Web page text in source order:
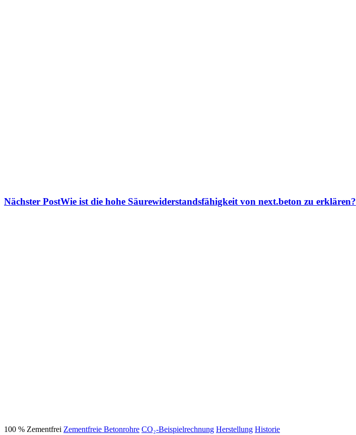
Nächster PostWie ist die hohe Säurewiderstandsfähigkeit von next.beton zu erklären?
100 % Zementfrei Zementfreie Betonrohre CO₂-Beispielrechnung Herstellung Historie